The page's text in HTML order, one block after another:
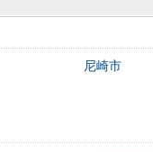
尼崎市